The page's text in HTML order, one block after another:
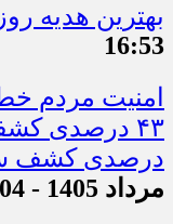
بهترین هدیه
16:53
امنیت مردم
درصدی کشف
مرداد 1405 - 23:04